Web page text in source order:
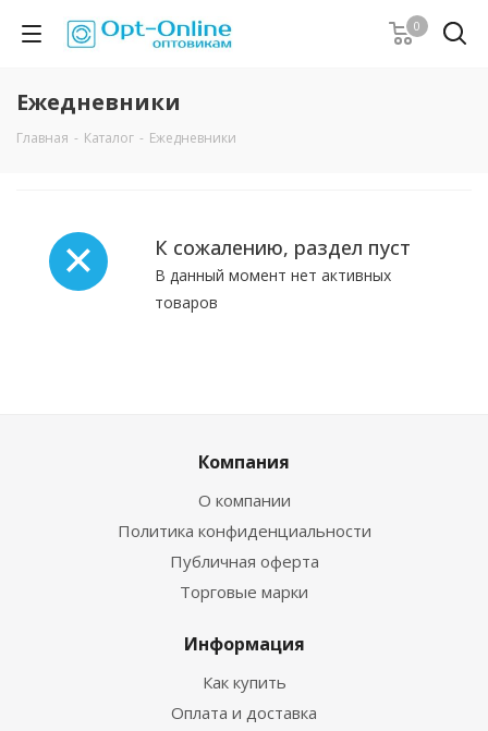
0
Ежедневники
Главная - Каталог - Ежедневники
К сожалению, раздел пуст
В данный момент нет активных
товаров
Компания
О компании
Политика конфиденциальности
Публичная оферта
Торговые марки
Информация
Как купить
Оплата и доставка